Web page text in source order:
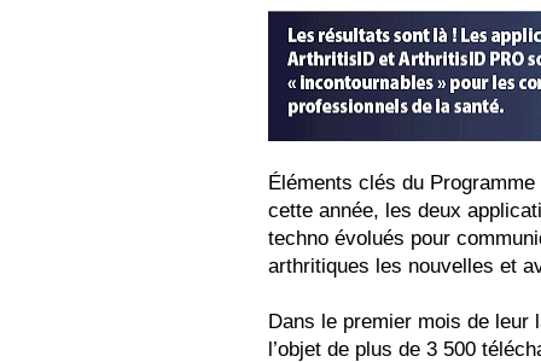
Éléments clés du
cette année, les deux
techno évolués pour
arthritiques les nouvelles et
Dans le premier mois de leur
l’objet de plus de 3 500